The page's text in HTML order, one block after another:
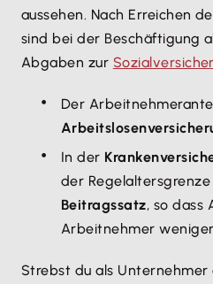
aussehen. Nach Erreichen
sind bei der Beschäftigung
Abgaben zur
Der
In der
der
Beitragssatz, so dass
Arbeitnehmer
Strebst du als